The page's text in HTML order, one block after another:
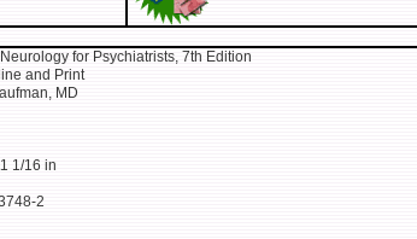
for Psychiatrists, 7th Edition
and Print
MD
1/16 in
2